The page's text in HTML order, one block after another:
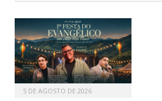
5 DE AGOSTO DE 2026